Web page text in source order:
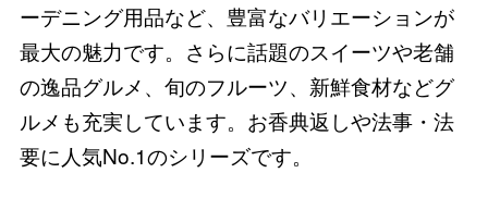
ーデニング用品など、豊富なバリエーションが
最大の魅力です。さらに話題のスイーツや老舗
の逸品グルメ、旬のフルーツ、新鮮食材などグ
ルメも充実しています。お香典返しや法事・法
要に人気No.1のシリーズです。